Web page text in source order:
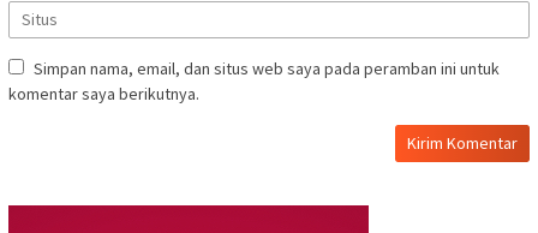
Simpan nama, email, dan situs web saya pada peramban ini untuk
komentar saya berikutnya.